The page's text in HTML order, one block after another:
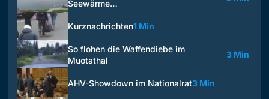
Seewärme…
Kurznachrichten1 Min
So flohen die Waffendiebe im
Muotathal
3 Min
AHV-Showdown im Nationalrat3 Min